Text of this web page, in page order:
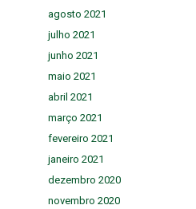
agosto 2021
julho 2021
junho 2021
maio 2021
abril 2021
março 2021
fevereiro 2021
janeiro 2021
dezembro 2020
novembro 2020